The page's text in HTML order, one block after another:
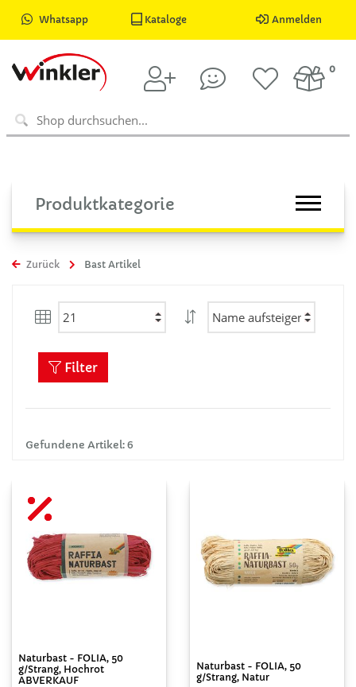
Whatsapp Kataloge Anmelden
0
Produktkategorie
Zurück Bast Artikel
Gefundene Artikel: 6
Filter
Naturbast - FOLIA, 50
g/Strang, Hochrot
ABVERKAUF
Naturbast - FOLIA, 50
g/Strang, Natur